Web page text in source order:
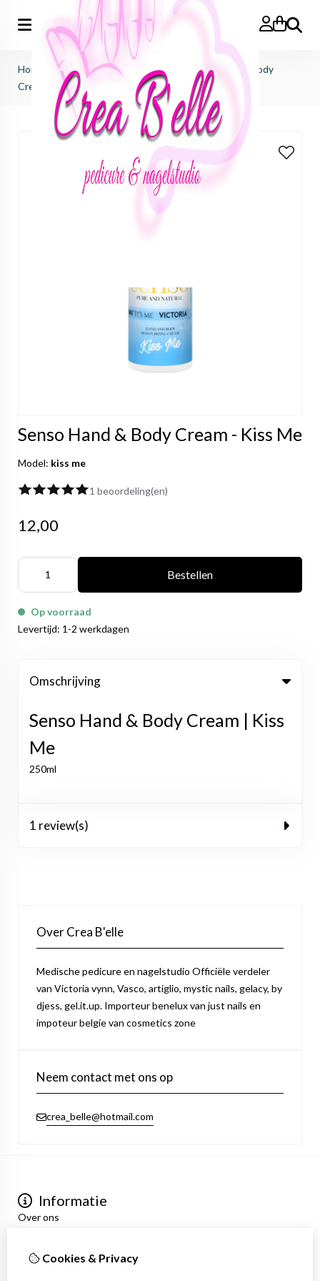
Zoeken
Home Victoria Vynn> Verzorging
Senso Hand & Body
Cream - Kiss Me
Senso Hand & Body Cream - Kiss Me
Model: kiss me
1 beoordeling(en)
12,00
Bestellen
Op voorraad
Levertijd: 1-2 werkdagen
Omschrijving
Senso Hand & Body Cream | Kiss
Me
250ml
1 review(s)
Over Crea B'elle
Medische pedicure en nagelstudio Officiële verdeler
van Victoria vynn, Vasco, artiglio, mystic nails, gelacy, by
djess, gel.it.up. Importeur benelux van just nails en
impoteur belgie van cosmetics zone
Neem contact met ons op
crea_belle@hotmail.com
Informatie
Over ons
Algemene voorwaarden
Mijn account
Cookies & Privacy